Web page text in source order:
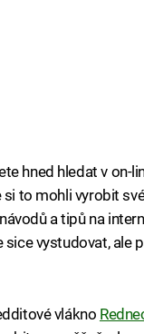
hned hledat v on-
to mohli vyrobit
a tipů na
vystudovat, ale
vlákno